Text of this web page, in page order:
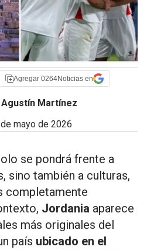
Agregar 0264Noticias en
Martínez
mayo de 2026
se pondrá frente a
sino también a culturas,
completamente
Jordania aparece
más originales del
país ubicado en el